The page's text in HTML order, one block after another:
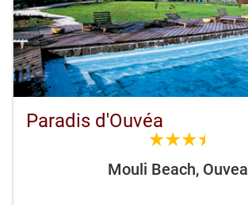
Paradis d'Ouvéa
3.5
Mouli Beach, Ouvea